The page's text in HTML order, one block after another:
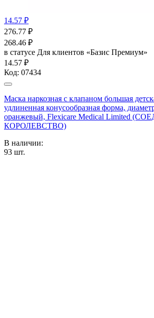
14.57 ₽
276.77 ₽
268.46 ₽
в статусе Для клиентов «Базис Премиум»
14.57 ₽
Код: 07434
Маска наркозная с клапаном большая
удлиненная конусообразная форма,
оранжевый, Flexicare Medical Limited
КОРОЛЕВСТВО)
В наличии:
93 шт.